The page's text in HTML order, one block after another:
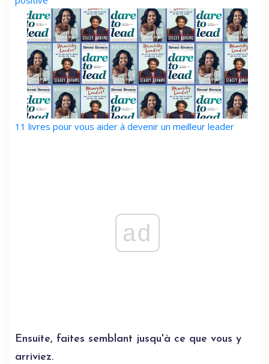
11 livres pour vous aider à devenir un meilleur leader
ad
Ensuite, faites semblant jusqu'à ce que vous y
arriviez.